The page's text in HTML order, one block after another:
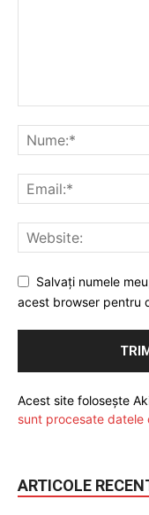
Salvați numele
acest browser pentru
Acest site folosește
sunt procesate datele
ARTICOLE